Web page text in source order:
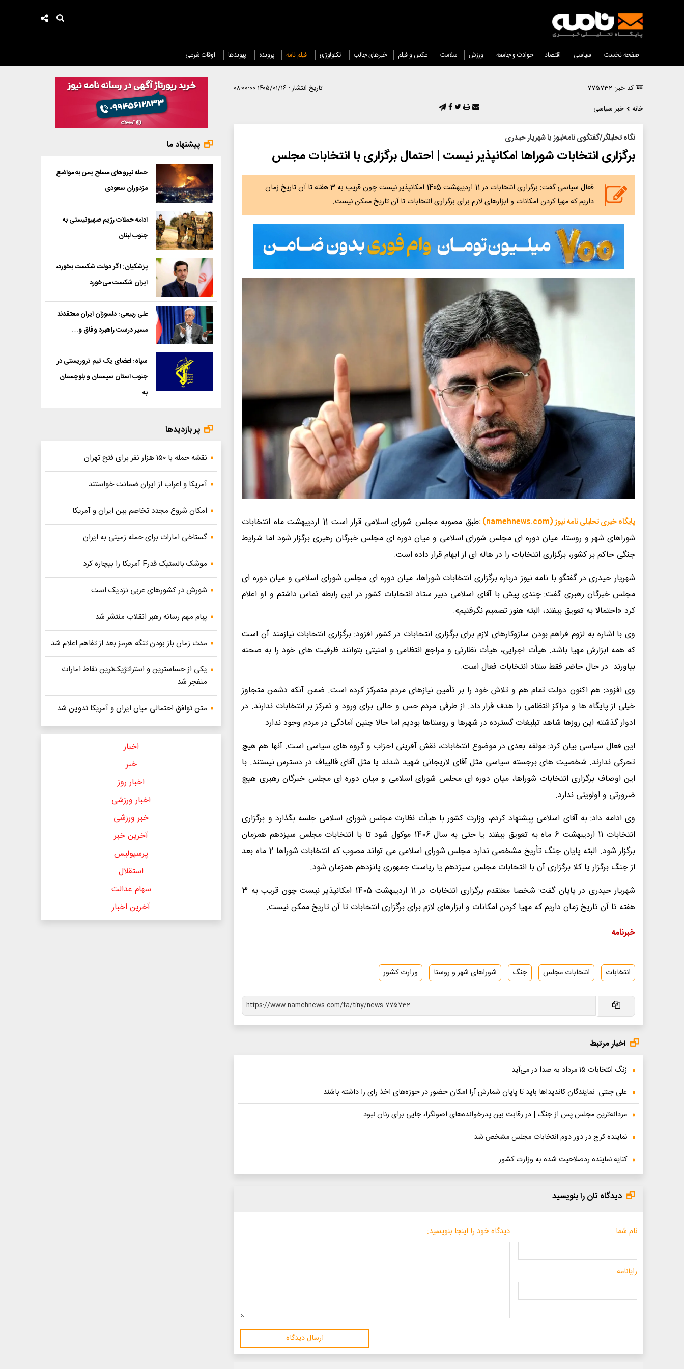
صفحه نخست سیاسی اقتصاد حوادث و جامعه ورزش سلامت عکس و فیلم خبرهای جالب تکنولوژی فیلم نامه پرونده پیوندها اوقات شرعی
کد خبر: 775732 تاریخ انتشار : ۱۴۰۵/۰۱/۱۶ ۰۸:۰۰:۰۰
خانه
خبر سیاسی
نگاه تحلیلگر/گفتگوی نامه‌نیوز با شهریار حیدری
برگزاری انتخابات شوراها امکانپذیر نیست | احتمال برگزاری با انتخابات مجلس
فعال سیاسی گفت: برگزاری انتخابات در 11 اردیبهشت 1405 امکانپذیر نیست چون قریب به 3 هفته تا آن تاریخ زمان
داریم که مهیا کردن امکانات و ابزارهای لازم برای برگزاری انتخابات تا آن تاریخ ممکن نیست.
پایگاه خبری تحلیلی نامه نیوز (namehnews.com) :
طبق مصوبه مجلس شورای اسلامی قرار است 11 اردیبهشت ماه انتخابات
شوراهای شهر و روستا، میان دوره ای مجلس شورای اسلامی و میان دوره ای مجلس خبرگان رهبری برگزار شود اما شرایط
جنگی حاکم بر کشور، برگزاری انتخابات را در هاله ای از ابهام قرار داده است.
شهریار حیدری در گفتگو با نامه نیوز درباره برگزاری انتخابات شوراها، میان دوره ای مجلس شورای اسلامی و میان دوره ای
مجلس خبرگان رهبری گفت: چندی پیش با آقای اسلامی دبیر ستاد انتخابات کشور در این رابطه تماس داشتم و او اعلام
کرد «احتمالا به تعویق بیفتد، البته هنوز تصمیم نگرفتیم».
وی با اشاره به لزوم فراهم بودن سازوکارهای لازم برای برگزاری انتخابات در کشور افزود: برگزاری انتخابات نیازمند آن است
که همه ابزارش مهیا باشد. هیأت اجرایی، هیأت نظارتی و مراجع انتظامی و امنیتی بتوانند ظرفیت های خود را به صحنه
بیاورند. در حال حاضر فقط ستاد انتخابات فعال است.
وی افزود: هم اکنون دولت تمام هم و تلاش خود را بر تأمین نیازهای مردم متمرکز کرده است. ضمن آنکه دشمن متجاوز
خیلی از پایگاه ها و مراکز انتظامی را هدف قرار داد. از طرفی مردم حس و حالی برای ورود و تمرکز بر انتخابات ندارند. در
ادوار گذشته این روزها شاهد تبلیغات گسترده در شهرها و روستاها بودیم اما حالا چنین آمادگی در مردم وجود ندارد.
این فعال سیاسی بیان کرد: مولفه بعدی در موضوع انتخابات، نقش آفرینی احزاب و گروه های سیاسی است. آنها هم هیچ
تحرکی ندارند. شخصیت های برجسته سیاسی مثل آقای لاریجانی شهید شدند یا مثل آقای قالیباف در دسترس نیستند. با
این اوصاف برگزاری انتخابات شوراها، میان دوره ای مجلس شورای اسلامی و میان دوره ای مجلس خبرگان رهبری هیچ
ضرورتی و اولویتی ندارد.
وی ادامه داد: به آقای اسلامی پیشنهاد کردم، وزارت کشور با هیأت نظارت مجلس شورای اسلامی جلسه بگذارد و برگزاری
انتخابات 11 اردیبهشت 6 ماه به تعویق بیفتد یا حتی به سال 1406 موکول شود تا با انتخابات مجلس سیزدهم همزمان
برگزار شود. البته پایان جنگ تأریخ مشخصی ندارد مجلس شورای اسلامی می تواند مصوب که انتخابات شوراها 2 ماه بعد
از جنگ برگزار یا کلا برگزاری آن با انتخابات مجلس سیزدهم یا ریاست جمهوری پانزدهم همزمان شود.
شهریار حیدری در پایان گفت: شخصا معتقدم برگزاری انتخابات در 11 اردیبهشت 1405 امکانپذیر نیست چون قریب به 3
هفته تا آن تاریخ زمان داریم که مهیا کردن امکانات و ابزارهای لازم برای برگزاری انتخابات تا آن تاریخ ممکن نیست.
خبرنامه
انتخابات انتخابات مجلس جنگ شوراهای شهر و روستا وزارت کشور
اخبار مرتبط
زنگ انتخابات ۱۵ مرداد به صدا در می‌آید
علی جنتی: نمایندگان کاندیداها باید تا پایان شمارش آرا امکان حضور در حوزه‌های اخذ رای را داشته باشند
مردانه‌ترین مجلس پس از جنگ | در رقابت بین پدرخوانده‌های اصولگرا، جایی برای زنان نبود
نماینده کرج در دور دوم انتخابات مجلس مشخص شد
کنایه نماینده ردصلاحیت شده به وزارت کشور
دیدگاه تان را بنویسید
نام شما
رایانامه
دیدگاه خود را اینجا بنویسید:
ارسال دیدگاه
پیشنهاد ما
حمله نیروهای مسلح یمن به مواضع
مزدوران سعودی
ادامه حملات رژیم صهیونیستی به
جنوب لبنان
پزشکیان: اگر دولت شکست بخورد،
ایران شکست می‌خورد
علی ربیعی: دلسوزان ایران معتقدند
مسیر درست راهبرد وفاق و…
سپاه: اعضای یک تیم تروریستی در
جنوب استان سیستان و بلوچستان
به…
پر بازدیدها
نقشه حمله با ۱۵۰ هزار نفر برای فتح تهران
آمریکا و اعراب از ایران ضمانت خواستند
امکان شروع مجدد تخاصم‌ بین ایران و آمریکا
گستاخی امارات برای حمله زمینی به ایران
موشک بالستیک قدرF آمریکا را بیچاره کرد
شورش در کشورهای عربی نزدیک است
پیام مهم رسانه رهبر انقلاب منتشر شد
مدت زمان باز بودن تنگه هرمز بعد از تفاهم اعلام شد
یکی از حساسترین و استراتژیک‌ترین نقاط امارات
منفجر شد
متن توافق احتمالی میان ایران و آمریکا تدوین شد
اخبار
خبر
اخبار روز
اخبار ورزشی
خبر ورزشی
آخرین خبر
پرسپولیس
استقلال
سهام عدالت
آخرین اخبار